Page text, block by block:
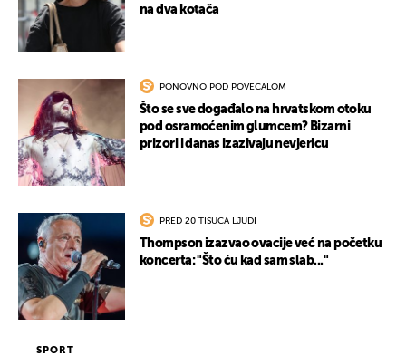
na dva kotača
PONOVNO POD POVEĆALOM
Što se sve događalo na hrvatskom otoku
pod osramoćenim glumcem? Bizarni
prizori i danas izazivaju nevjericu
PRED 20 TISUĆA LJUDI
Thompson izazvao ovacije već na početku
koncerta: "Što ću kad sam slab..."
SPORT